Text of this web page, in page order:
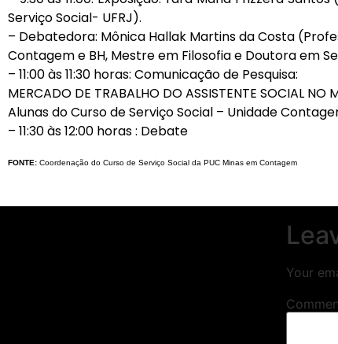
Serviço Social- UFRJ).
– Debatedora: Mônica Hallak Martins da Costa
Contagem e BH, Mestre em Filosofia e Doutora em
– 11:00 às 11:30 horas: Comunicação de Pesquisa:
MERCADO DE TRABALHO DO ASSISTENTE SOCIAL NO
Alunas do Curso de Serviço Social – Unidade
– 11:30 às 12:00 horas : Debate
FONTE: Coordenação do Curso de Serviço Social da PUC Minas em Contagem
Your